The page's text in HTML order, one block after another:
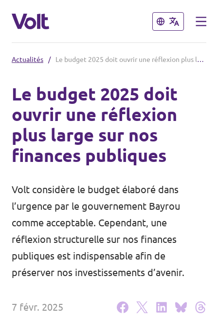
Fermer
Nos élections
Carte des régions
Nos régions et villes
Volt Strasbourg
Fermer
Politiques
À propos de Volt
Actualités
Agenda
Actualités / Le budget 2025 doit ouvrir une réflexion plus large sur nos finances publiques
Le budget 2025 doit
ouvrir une réflexion
plus large sur nos
finances publiques
Volt considère le budget élaboré dans
l’urgence par le gouvernement Bayrou
comme acceptable. Cependant, une
réflexion structurelle sur nos finances
publiques est indispensable afin de
préserver nos investissements d’avenir.
7 févr. 2025